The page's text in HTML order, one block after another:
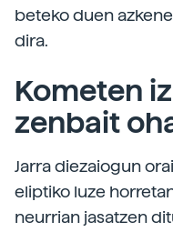
beteko duen
dira.
Kometen
zenbait
Jarra diezaiogun
eliptiko luze
neurrian jasatzen